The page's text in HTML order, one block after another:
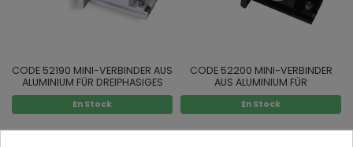
CODE 52190 MINI-VERBINDER AUS
ALUMINIUM FÜR DREIPHASIGES
SCHIENENSYSTEM TYP "I" FARBE...
En Stock
CODE 52200 MINI-VERBINDER
AUS ALUMINIUM FÜR
DREIPHASIGES SCHIENENSYSTEM
TYP "I" FARBE...
En Stock